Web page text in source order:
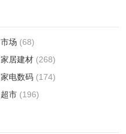
市场 (68)
家居建材 (268)
家电数码 (174)
超市 (196)